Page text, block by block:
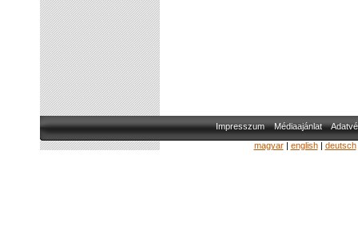
Impresszum Médiaajánlat
magyar| english| deutsch